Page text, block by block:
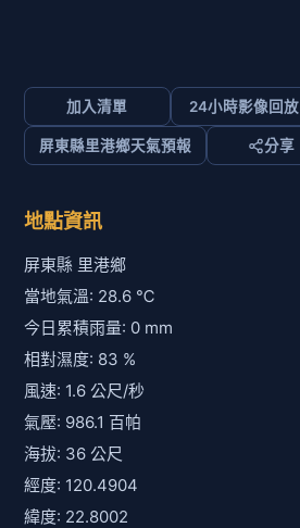
加入清單 24小時影像回放
屏東縣里港鄉天氣預報 分享
地點資訊
屏東縣 里港鄉
當地氣溫: 28.6 ℃
今日累積雨量: 0 mm
相對濕度: 83 %
風速: 1.6 公尺/秒
氣壓: 986.1 百帕
海拔: 36 公尺
經度: 120.4904
緯度: 22.8002